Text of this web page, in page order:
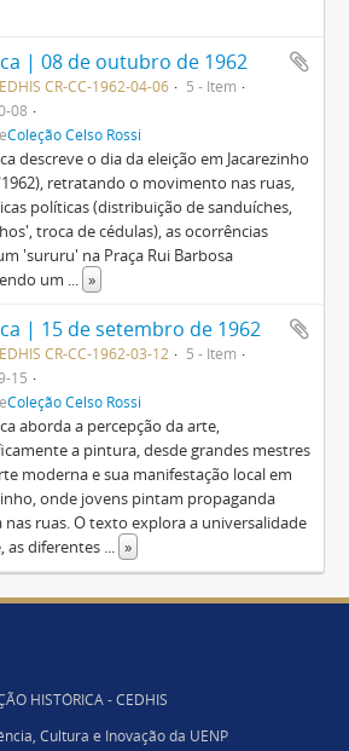
| 08 de outubro de 1962
CR-CC-1962-04-06
5 - Item
08
Coleção Celso Rossi
descreve o dia da eleição em Jacarezinho
retratando o movimento nas ruas,
políticas (distribuição de sanduíches,
troca de cédulas), as ocorrências
'sururu' na Praça Rui Barbosa
um ... »
| 15 de setembro de 1962
CR-CC-1962-03-12
5 - Item
15
Coleção Celso Rossi
aborda a percepção da arte,
a pintura, desde grandes mestres
moderna e sua manifestação local em
onde jovens pintam propaganda
nas ruas. O texto explora a universalidade
as diferentes ... »
HISTÓRICA - CEDHIS
Cultura e Inovação da UENP